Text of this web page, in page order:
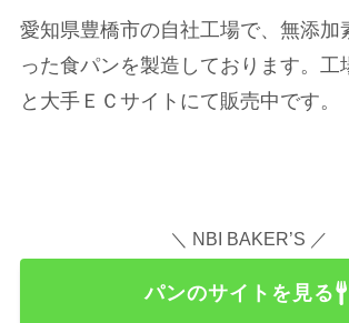
愛知県豊橋市の自社工場で、無添加
った食パンを製造しております。工
と大手ＥＣサイトにて販売中です。
＼ NBI BAKER’S ／
パンのサイトを見る